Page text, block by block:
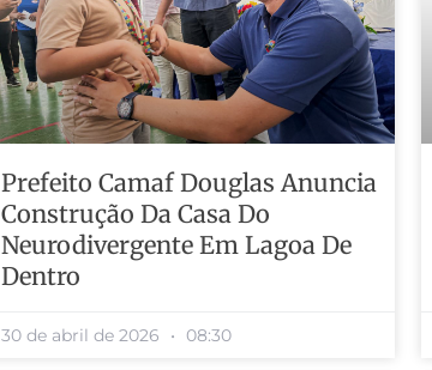
Prefeito Camaf Douglas Anuncia
Construção Da Casa Do
Neurodivergente Em Lagoa De
Dentro
30 de abril de 2026 08:30